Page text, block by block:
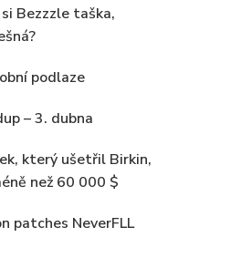
Bezzzle taška,
podlaze
– 3. dubna
který ušetřil Birkin,
než 60 000 $
patches NeverFLL